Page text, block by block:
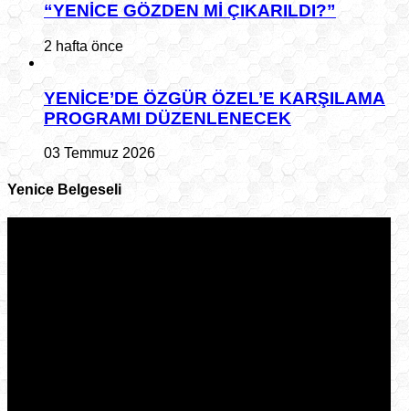
“YENİCE GÖZDEN Mİ ÇIKARILDI?”
2 hafta önce
YENİCE’DE ÖZGÜR ÖZEL’E KARŞILAMA
PROGRAMI DÜZENLENECEK
03 Temmuz 2026
Yenice Belgeseli